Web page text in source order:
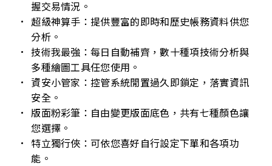
握交易情況。
超級神算手：提供豐富的即時和歷史帳務資料供您
分析。
技術我最強：每日自動補齊，數十種項技術分析與
多種繪圖工具任您使用。
資安小管家：控管系統閒置過久即鎖定，落實資訊
安全。
版面粉彩筆：自由變更版面底色，共有七種顏色讓
您選擇。
特立獨行俠：可依您喜好自行設定下單和各項功
能。